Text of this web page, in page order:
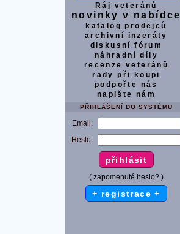
Ráj veteránů
novinky v nabídce
katalog prodejců
archivní inzeráty
diskusní fórum
náhradní díly
recenze veteránů
rady při koupi
podpořte nás
napište nám
PŘIHLÁŠENÍ DO SYSTÉMU
Email:
Heslo:
( zapomenuté heslo? )
+ registrace +